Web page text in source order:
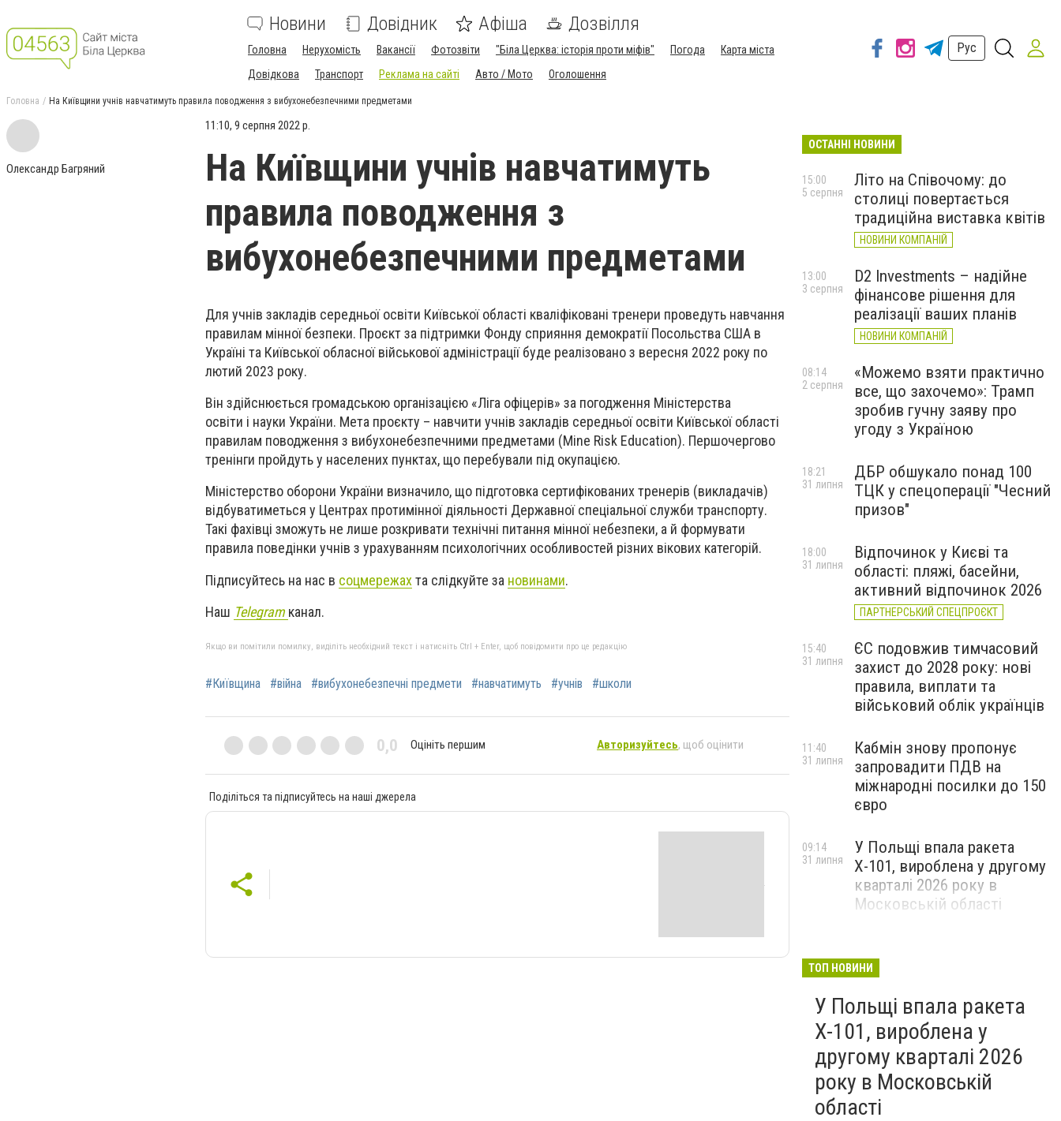
Новини Довідник Афіша Дозвілля
Головна Нерухомість Вакансії Фотозвіти "Біла Церква: історія проти міфів" Погода
Карта міста
Довідкова
Транспорт Реклама на сайті Авто / Мото Оголошення
Рус
Головна На Київщини учнів навчатимуть правила поводження з вибухонебезпечними предметами
Олександр Багряний
11:10, 9 серпня 2022 р.
На Київщини учнів навчатимуть
правила поводження з
вибухонебезпечними предметами
Для учнів закладів середньої освіти Київської області кваліфіковані тренери проведуть навчання
правилам мінної безпеки. Проєкт за підтримки Фонду сприяння демократії Посольства США в
Україні та Київської обласної військової адміністрації буде реалізовано з вересня 2022 року по
лютий 2023 року.
Він здійснюється громадською організацією «Ліга офіцерів» за погодження Міністерства
освіти і науки України. Мета проєкту – навчити учнів закладів середньої освіти Київської області
правилам поводження з вибухонебезпечними предметами (Міne Risk Education). Першочергово
тренінги пройдуть у населених пунктах, що перебували під окупацією.
Міністерство оборони України визначило, що підготовка сертифікованих тренерів (викладачів)
відбуватиметься у Центрах протимінної діяльності Державної спеціальної служби транспорту.
Такі фахівці зможуть не лише розкривати технічні питання мінної небезпеки, а й формувати
правила поведінки учнів з урахуванням психологічних особливостей різних вікових категорій.
Підписуйтесь на нас в соцмережахта слідкуйте за новинами.
Наш Telegram канал.
Якщо ви помітили помилку, виділіть необхідний текст і натисніть Ctrl + Enter, щоб повідомити про це редакцію
#Київщина #війна #вибухонебезпечні предмети #навчатимуть #учнів #школи
0,0 Оцініть першим Авторизуйтесь, щоб оцінити
Поділіться та підписуйтесь на наші джерела
ОСТАННІ НОВИНИ
Літо на Співочому: до
столиці повертається
традиційна виставка квітів
НОВИНИ КОМПАНІЙ
15:00
5 серпня
D2 Investments – надійне
фінансове рішення для
реалізації ваших планів
НОВИНИ КОМПАНІЙ
13:00
3 серпня
«Можемо взяти практично
все, що захочемо»: Трамп
зробив гучну заяву про
угоду з Україною
08:14
2 серпня
ДБР обшукало понад 100
ТЦК у спецоперації "Чесний
призов"
18:21
31 липня
Відпочинок у Києві та
області: пляжі, басейни,
активний відпочинок 2026
ПАРТНЕРСЬКИЙ СПЕЦПРОЄКТ
18:00
31 липня
ЄС подовжив тимчасовий
захист до 2028 року: нові
правила, виплати та
військовий облік українців
15:40
31 липня
Кабмін знову пропонує
запровадити ПДВ на
міжнародні посилки до 150
євро
11:40
31 липня
У Польщі впала ракета
Х-101, вироблена у другому
кварталі 2026 року в
Московській області
09:14
31 липня
ТОП НОВИНИ
У Польщі впала ракета
Х-101, вироблена у
другому кварталі 2026
року в Московській
області